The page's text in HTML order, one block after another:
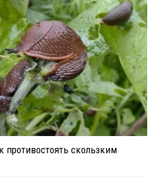
противостоять скользким